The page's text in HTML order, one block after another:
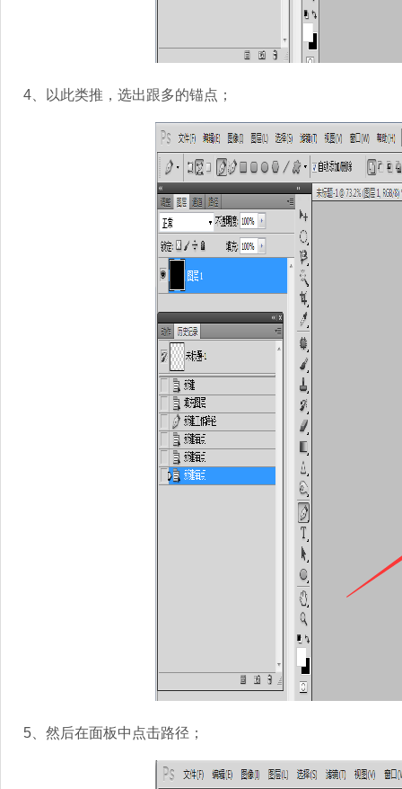
4、以此类推，选出跟多的锚点；
5、然后在面板中点击路径；